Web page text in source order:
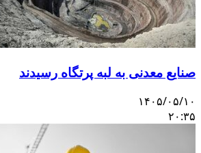
صنایع معدنی به لبه پرتگاه رسیدند
۱۴۰۵/۰۵/۱۰
۲۰:۳۵